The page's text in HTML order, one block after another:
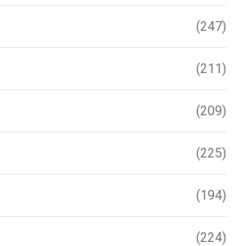
(247)
(211)
(209)
(225)
(194)
(224)